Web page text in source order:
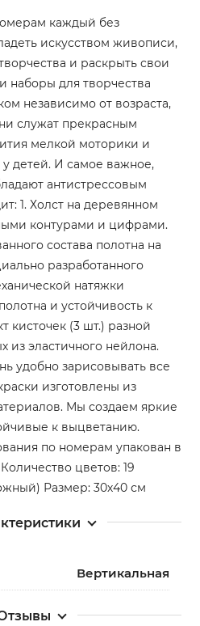
каждый без
искусством живописи,
и раскрыть свои
наборы для творчества
независимо от возраста,
служат прекрасным
мелкой моторики и
детей. И самое важное,
антистрессовым
1. Холст на деревянном
контурами и цифрами.
состава полотна на
разработанного
натяжки
и устойчивость к
кисточек (3 шт.) разной
из эластичного нейлона.
удобно зарисовывать все
изготовлены из
Мы создаем яркие
к выцветанию.
по номерам упакован в
цветов: 19
Размер: 30х40 см
Вертикальная